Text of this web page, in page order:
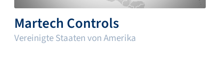
Martech Controls
Vereinigte Staaten von Amerika